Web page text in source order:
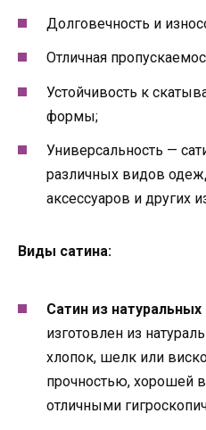
Долговечность и
Отличная
Устойчивость к
формы;
Универсальность —
различных видов
аксессуаров и других
Виды сатина:
Сатин из
изготовлен из
хлопок, шелк или
прочностью, хорошей
отличными